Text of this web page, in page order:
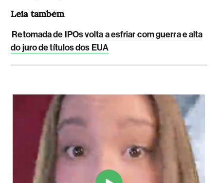
Leia também
Retomada de IPOs volta a esfriar com guerra e alta
do juro de títulos dos EUA